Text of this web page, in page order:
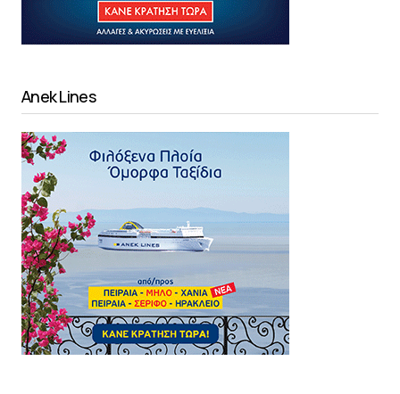
Anek Lines